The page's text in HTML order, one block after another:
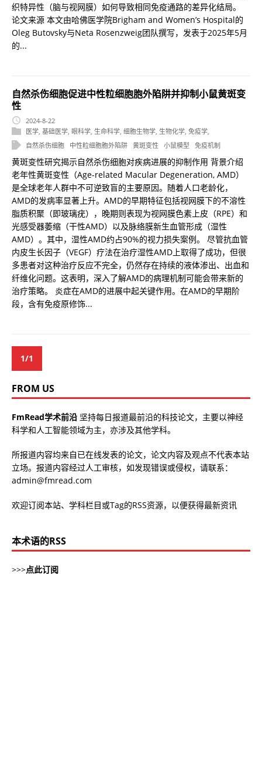
织特异性（脑与视网膜）如何导致相同免疫通路的差异化结局。
论文来源 本文由哈佛医学院Brigham and Women’s Hospital的
Oleg Butovsky与Neta Rosenzweig团队撰写，发表于2025年5月
的...
自然杀伤细胞促进中性粒细胞胞外陷阱并抑制小鼠黄斑变
性
2024-8-22
医学 基础医学 眼科学 生命科学 细胞生物学 生物化学 免疫学
自然杀伤细胞
中性粒细胞胞外陷阱 黄斑变性 小鼠模型 免疫机制
黄斑变性研究揭示自然杀伤细胞对疾病进展的抑制作用 背景介绍
老年性黄斑变性（Age-related Macular Degeneration, AMD）
是全球老年人群中不可逆致盲的主要原因。随着人口老龄化，
AMD的发病率显著上升。AMD的早期特征包括视网膜下的不溶性
脂质积聚（即玻璃疣），晚期则表现为视网膜色素上皮（RPE）和
光感受器萎缩（干性AMD）以及脉络膜新生血管形成（湿性
AMD）。其中，湿性AMD约占90%的视力损失案例。 尽管抗血管
内皮生长因子（VEGF）疗法在治疗湿性AMD上取得了成功，但很
多患者对这种治疗反应不完全，仍然存在持续的液体渗出、出血和
纤维化问题。这表明，深入了解AMD的病理机制可能会带来新的
治疗策略。 炎症在AMD的进展中起关键作用。在AMD的早期阶
段，含有免疫原修饰...
1/1
FROM US
FmRead学术前沿 坚持每日报道最前沿的科技论文，主要以神经
科学和人工智能领域为主，亦涉及其他学科。
所报道内容均来自已在线发表的论文，论文内容及观点不代表本站
立场。报道内容经过人工审核，如发现错误或侵权，请联系：
admin@fmread.com
欢迎订阅本站、学科栏目或Tag的RSS资源，以便获得最新资讯
本术语的RSS
>>>点此订阅